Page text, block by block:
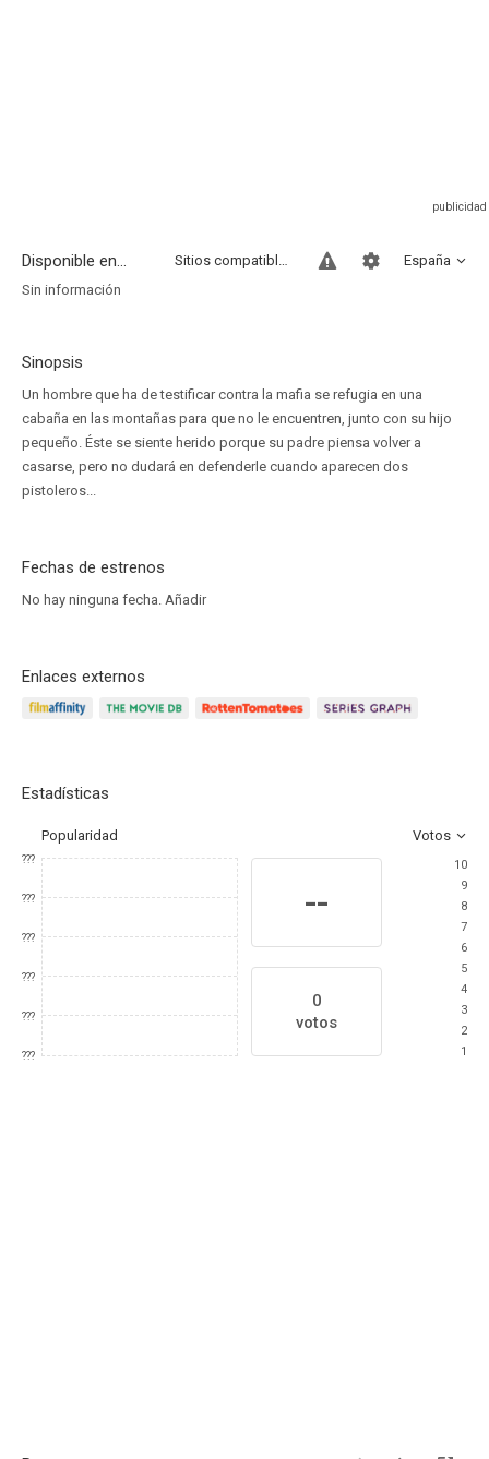
Disponible en... España
Sitios compatibles
Sin información
Sinopsis
Un hombre que ha de testificar contra la mafia se refugia en una
cabaña en las montañas para que no le encuentren, junto con su hijo
pequeño. Éste se siente herido porque su padre piensa volver a
casarse, pero no dudará en defenderle cuando aparecen dos
pistoleros...
Fechas de estrenos
No hay ninguna fecha. Añadir
Enlaces externos
Estadísticas
Popularidad Votos
???
???
???
???
???
???
--
0
votos
10
9
8
7
6
5
4
3
2
1